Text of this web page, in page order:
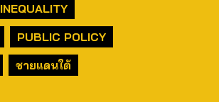
INEQUALITY
PUBLIC POLICY
ชายแดนใต้